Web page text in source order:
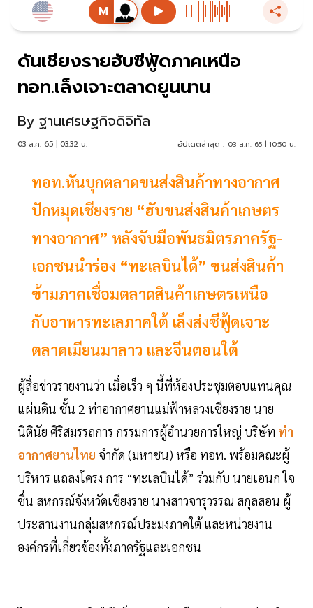
ดันเชียงรายฮับซีฟู้ดภาคเหนือ
ทอท.เล็งเจาะตลาดยูนนาน
By ฐานเศรษฐกิจดิจิทัล
03 ส.ค. 65 | 03:32 น. อัปเดตล่าสุด : 03 ส.ค. 65 | 10:50 น.
ทอท.หันบุกตลาดขนส่งสินค้าทางอากาศ
ปักหมุดเชียงราย “ฮับขนส่งสินค้าเกษตร
ทางอากาศ” หลังจับมือพันธมิตรภาครัฐ-
เอกชนนำร่อง “ทะเลบินได้” ขนส่งสินค้า
ข้ามภาคเชื่อมตลาดสินค้าเกษตรเหนือ
กับอาหารทะเลภาคใต้ เล็งส่งซีฟู้ดเจาะ
ตลาดเมียนมาลาว และจีนตอนใต้
ผู้สื่อข่าวรายงานว่า เมื่อเร็ว ๆ นี้ที่ห้องประชุมตอบแทนคุณ
แผ่นดิน ชั้น 2 ท่าอากาศยานแม่ฟ้าหลวงเชียงราย นาย
นิตินัย ศิริสมรรถการ กรรมการผู้อำนวยการใหญ่ บริษัท ท่า
อากาศยานไทย จำกัด (มหาชน) หรือ ทอท. พร้อมคณะผู้
บริหาร แถลงโครง การ “ทะเลบินได้” ร่วมกับ นายเอนก ใจ
ชื่น สหกรณ์จังหวัดเชียงราย นางสาวจารุวรรณ สกุลสอน ผู้
ประสานงานกลุ่มสหกรณ์ประมงภาคใต้ และหน่วยงาน
องค์กรที่เกี่ยวข้องทั้งภาครัฐและเอกชน